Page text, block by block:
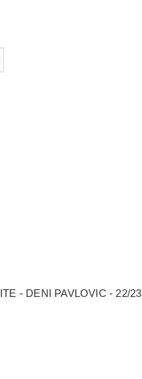
- DENI PAVLOVIC - 22/